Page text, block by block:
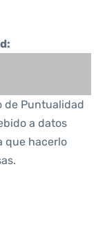
de Puntualidad
a datos
que hacerlo